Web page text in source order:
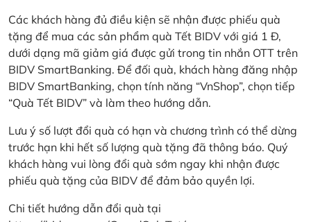
Các khách hàng đủ điều kiện sẽ nhận được phiếu quà
tặng để mua các sản phẩm quà Tết BIDV với giá 1 Đ,
dưới dạng mã giảm giá được gửi trong tin nhắn OTT trên
BIDV SmartBanking. Để đối quà, khách hàng đăng nhập
BIDV SmartBanking, chọn tính năng “VnShop”, chọn tiếp
“Quà Tết BIDV” và làm theo hướng dẫn.
Lưu ý số lượt đổi quà có hạn và chương trình có thể dừng
trước hạn khi hết số lượng quà tặng đã thông báo. Quý
khách hàng vui lòng đổi quà sớm ngay khi nhận được
phiếu quà tặng của BIDV để đảm bảo quyền lợi.
Chi tiết hướng dẫn đổi quà tại